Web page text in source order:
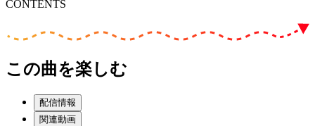
CONTENTS
この曲を楽しむ
配信情報
関連動画